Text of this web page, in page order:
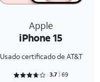
Apple
iPhone 15
Usado certificado de AT&T
Rated 3.7246 out of 5
3.7 69